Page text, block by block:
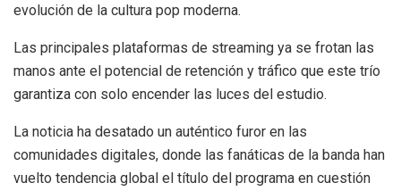
evolución de la cultura pop moderna.
Las principales plataformas de streaming ya se frotan las
manos ante el potencial de retención y tráfico que este trío
garantiza con solo encender las luces del estudio.
La noticia ha desatado un auténtico furor en las
comunidades digitales, donde las fanáticas de la banda han
vuelto tendencia global el título del programa en cuestión